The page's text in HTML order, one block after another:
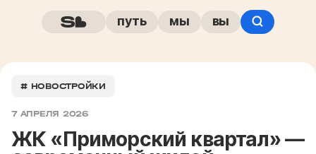
путь мы вы
# НОВОСТРОЙКИ
7 АПРЕЛЯ 2026
ЖК «Приморский квартал» —